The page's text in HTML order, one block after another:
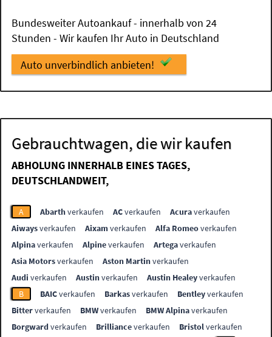
Bundesweiter Autoankauf - innerhalb von 24
Stunden - Wir kaufen Ihr Auto in Deutschland
Auto unverbindlich anbieten!
Gebrauchtwagen, die wir kaufen
ABHOLUNG INNERHALB EINES TAGES,
DEUTSCHLANDWEIT,
A Abarthverkaufen ACverkaufen Acuraverkaufen
Aiwaysverkaufen Aixamverkaufen Alfa Romeoverkaufen
Alpinaverkaufen Alpineverkaufen Artegaverkaufen
Asia Motorsverkaufen Aston Martinverkaufen
Audi verkaufen Austinverkaufen Austin Healeyverkaufen
B
BAICverkaufen Barkasverkaufen Bentleyverkaufen
Bitterverkaufen BMWverkaufen BMW Alpinaverkaufen
Borgwardverkaufen Brillianceverkaufen Bristolverkaufen